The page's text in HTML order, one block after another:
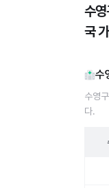
수
국
수
수영
다.